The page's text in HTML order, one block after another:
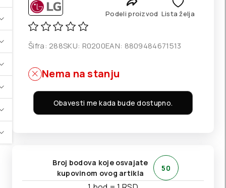
Podeli proizvod Lista želja
Šifra: 288SKU: R0200EAN: 8809484671513
Nema na stanju
Obavesti me kada bude dostupno.
Broj bodova koje osvajate
kupovinom ovog artikla
50